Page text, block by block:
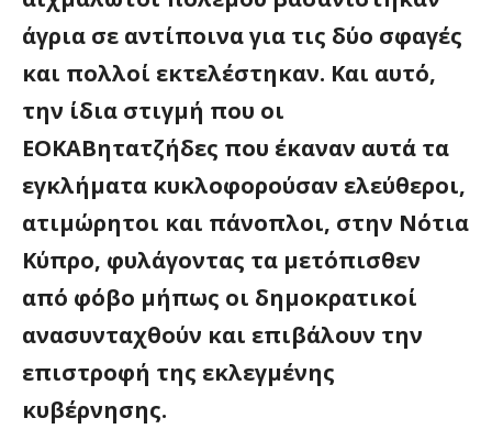
άγρια σε αντίποινα για τις δύο σφαγές
και πολλοί εκτελέστηκαν. Και αυτό,
την ίδια στιγμή που οι
ΕΟΚΑΒητατζήδες που έκαναν αυτά τα
εγκλήματα κυκλοφορούσαν ελεύθεροι,
ατιμώρητοι και πάνοπλοι, στην Νότια
Κύπρο, φυλάγοντας τα μετόπισθεν
από φόβο μήπως οι δημοκρατικοί
ανασυνταχθούν και επιβάλουν την
επιστροφή της εκλεγμένης
κυβέρνησης.